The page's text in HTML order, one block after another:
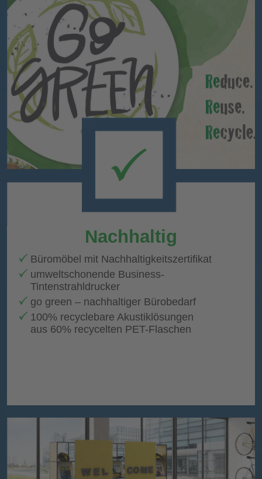
Nachhaltig
Büromöbel mit Nachhaltigkeitszertifikat
umweltschonende Business-
Tintenstrahldrucker
go green – nachhaltiger Bürobedarf
100% recyclebare Akustiklösungen
aus 60% recycelten PET-Flaschen